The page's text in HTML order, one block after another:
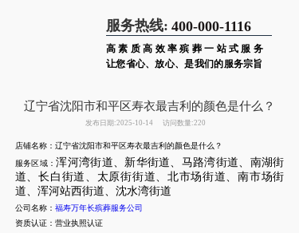
服务热线: 400-000-1116
高素质高效率殡葬一站式服务
让您省心、放心、是我们的服务宗旨
辽宁省沈阳市和平区寿衣最吉利的颜色是什么？
发布日期:2025-10-14 访问数量:220
店铺名称：辽宁省沈阳市和平区寿衣最吉利的颜色是什么？
服务区域：浑河湾街道、新华街道、马路湾街道、南湖街
道、长白街道、太原街街道、北市场街道、南市场街
道、浑河站西街道、沈水湾街道
公司名称： 福寿万年长殡葬服务公司
资质认证：营业执照认证